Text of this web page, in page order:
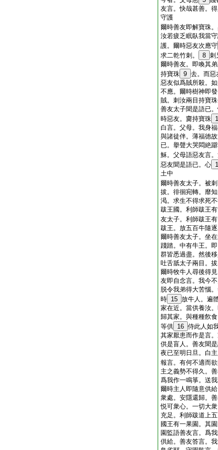
友言。快哉甚善。
守護
爾時善友即解寶珠
汝若疲乏眠臥我當
護。爾時惡友次應守
求二乾竹刺。
8 刺
爾時善友。即喚其
持寶珠 9 去。而惡
惡友似爲賊所殺。
不應。爾時樹神即
賊。刺汝兩目持寶
善友太子聞是語已
時惡友。齎持寶珠
白言。父母。我身
與諸徒伴。薄福徳
已。擧聲大哭悶絶
穌。父母語惡友言
惡友聞是語已。心
土中
爾時善友太子。被
拔。徘徊宛轉。靡
渇。求生不得求死
跋王國。利師跋王
友太子。利師跋王
跋王。放五百牛隨
爾時善友太子。坐
踐踏。中有牛王。
群皆悉過盡。然後
吐舌舐太子兩目。
爾時牧牛人尋後得
友即自念言。我今
脱令我弟得大苦惱
時 15 放牛人。遍
家在近。當供養汝
歸其家。與種種飮
等供 16 侍此人如
其家厭患而作是言
供是盲人。善友聞
夜已至明日旦。白
報言。有何不適而
主之義勢不得久。
爲我作一鳴箏。送
爾時主人即隨意供
衆處。安隱還歸。
悦可衆心。一切大
充足。利師跋道上
國王有一果園。其
園監語善友言。爲
供給。善友答言。